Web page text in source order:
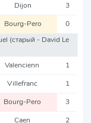
Dijon 3
Bourg-Pero
0
(старый - David Le
Valencienn 1
Villefranc 1
Bourg-Pero 3
Caen 2